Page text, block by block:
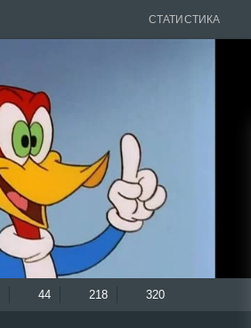
СТАТИСТИКА
44 218 320